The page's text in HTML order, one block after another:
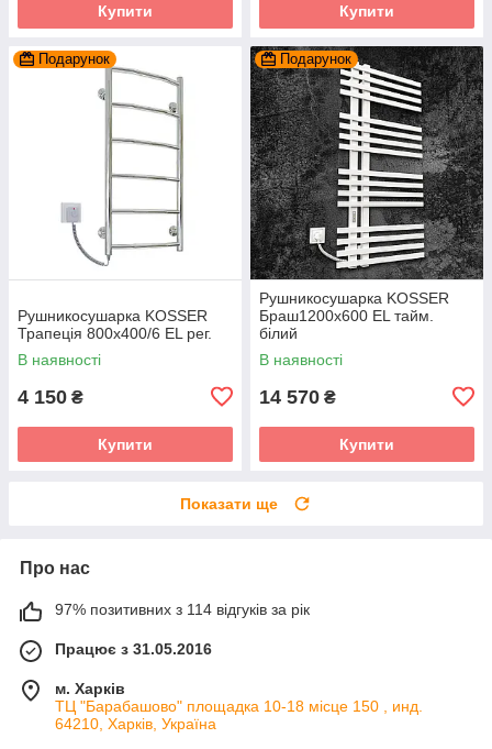
Купити Купити
Подарунок
Рушникосушарка KOSSER
Трапеція 800х400/6 EL рег.
В наявності
4 150 ₴
Купити
Подарунок
Рушникосушарка KOSSER
Браш1200х600 EL тайм.
білий
В наявності
14 570 ₴
Купити
Показати ще
Про нас
97% позитивних з 114 відгуків за рік
Працює з 31.05.2016
м. Харків
ТЦ "Барабашово" площадка 10-18 місце 150 , инд.
64210, Харків, Україна